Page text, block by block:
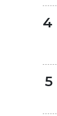
4
5